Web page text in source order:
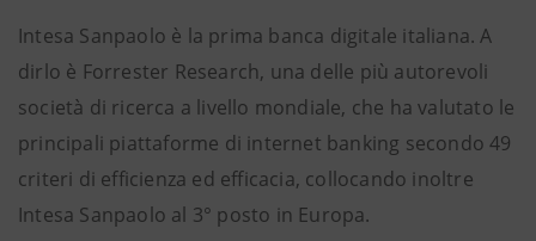
Intesa Sanpaolo è la prima banca digitale italiana. A
dirlo è Forrester Research, una delle più autorevoli
società di ricerca a livello mondiale, che ha valutato le
principali piattaforme di internet banking secondo 49
criteri di efficienza ed efficacia, collocando inoltre
Intesa Sanpaolo al 3° posto in Europa.